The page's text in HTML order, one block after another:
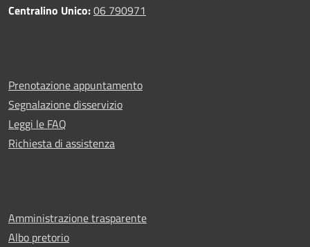
Centralino Unico:06 790971
Prenotazione appuntamento
Segnalazione disservizio
Leggi le FAQ
Richiesta di assistenza
Amministrazione trasparente
Albo pretorio